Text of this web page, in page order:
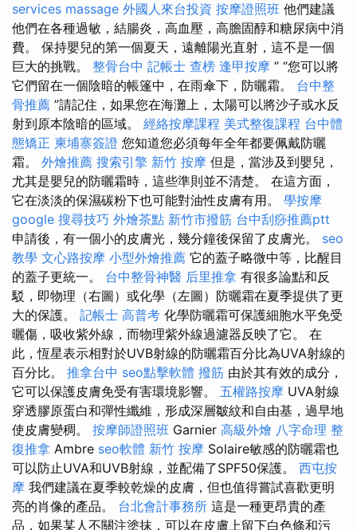
services massage 外國人來台投資 按摩證照班 他們建議
他們在各種過敏，結腸炎，高血壓，高膽固醇和糖尿病中消
費。 保持嬰兒的第一個夏天，遠離陽光直射，這不是一個
巨大的挑戰。 整骨台中 記帳士 查榜 逢甲按摩 ” “您可以將
它們留在一個陰暗的帳篷中，在雨傘下，防曬霜。 台中整
骨推薦 ”請記住，如果您在海灘上，太陽可以將沙子或水反
射到原本陰暗的區域。 經絡按摩課程 美式整復課程 台中體
態矯正 柬埔寨簽證 您知道您必須每年全年都要佩戴防曬
霜。 外燴推薦 搜索引擎 新竹 按摩 但是，當涉及到嬰兒，
尤其是嬰兒的防曬霜時，這些準則並不清楚。 在這方面，
它在淡淡的保濕碳粉下也可能對油性皮膚有用。 學按摩
google 搜尋技巧 外燴茶點 新竹市撥筋 台中刮痧推薦ptt
申請後，有一個小的皮膚光，幾分鐘後保留了皮膚光。 seo
教學 文心路按摩 小型外燴推薦 它的蓋子略微中等，比醒目
的蓋子更統一。 台中整骨神醫 后里推拿 有很多論點和反
駁，即物理（右圖）或化學（左圖）防曬霜在夏季提供了更
大的保護。 記帳士 高普考 化學防曬霜可保護細胞水平免受
曬傷，吸收紫外線，而物理紫外線過濾器反映了它。 在
此，恆星表示相對於UVB射線的防曬霜百分比為UVA射線的
百分比。 推拿台中 seo點擊軟體 撥筋 由於其有效的成分，
它可以保護皮膚免受有害環境影響。 五權路按摩 UVA射線
穿透膠原蛋白和彈性纖維，形成深層皺紋和自由基，過早地
使皮膚變稠。 按摩師證照班 Garnier 高級外燴 八字命理 整
復推拿 Ambre seo軟體 新竹 按摩 Solaire敏感的防曬霜也
可以防止UVA和UVB射線，並配備了SPF50保護。 西屯按
摩 我們建議在夏季較乾燥的皮膚，但也值得嘗試喜歡更明
亮的肖像的產品。 台北會計事務所 這是一種更昂貴的產
品，如果某人不關注塗抹，可以在皮膚上留下白色條和污